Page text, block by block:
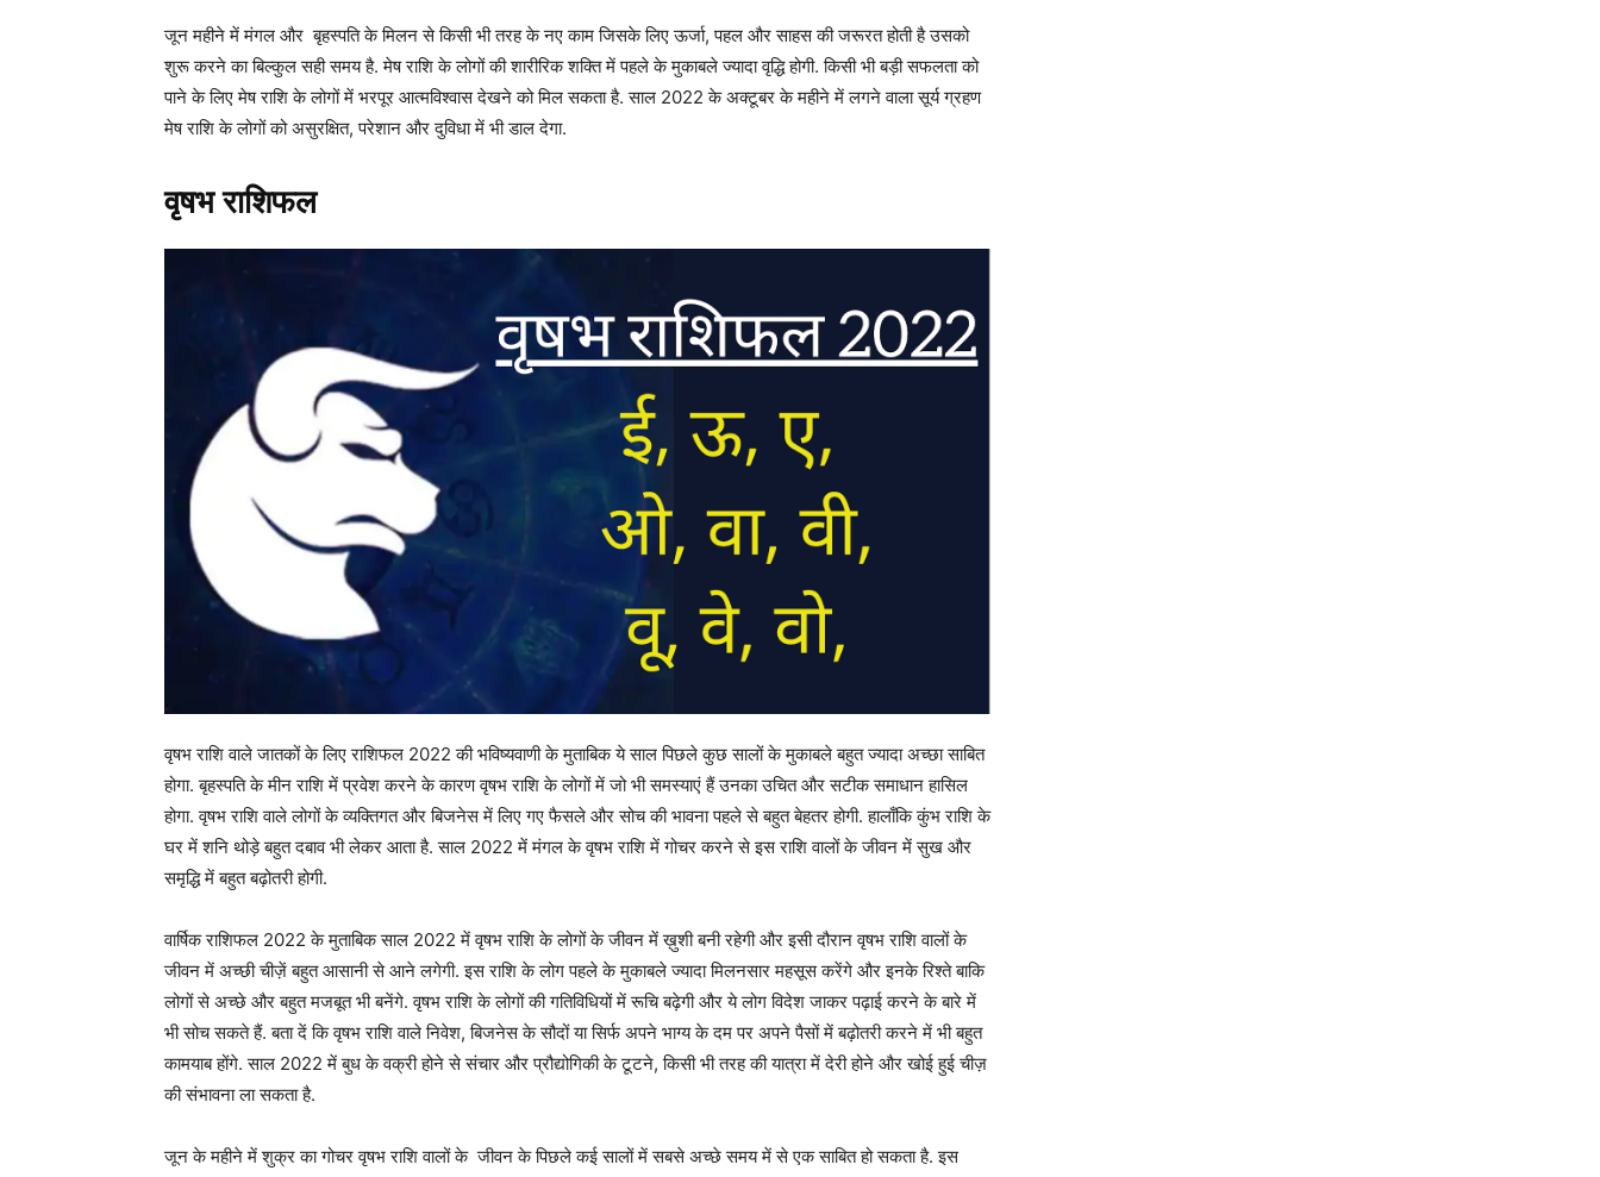
जून महीने में मंगल और बृहस्पति के मिलन से किसी भी तरह के नए काम जिसके लिए ऊर्जा, पहल और साहस की जरूरत होती है उसको
शुरू करने का बिल्कुल सही समय है. मेष राशि के लोगों की शारीरिक शक्ति में पहले के मुकाबले ज्यादा वृद्धि होगी. किसी भी बड़ी सफलता को
पाने के लिए मेष राशि के लोगों में भरपूर आत्मविश्वास देखने को मिल सकता है. साल 2022 के अक्टूबर के महीने में लगने वाला सूर्य ग्रहण
मेष राशि के लोगों को असुरक्षित, परेशान और दुविधा में भी डाल देगा.
वृषभ राशिफल
वृषभ राशि वाले जातकों के लिए राशिफल 2022 की भविष्यवाणी के मुताबिक ये साल पिछले कुछ सालों के मुकाबले बहुत ज्यादा अच्छा साबित
होगा. बृहस्पति के मीन राशि में प्रवेश करने के कारण वृषभ राशि के लोगों में जो भी समस्याएं हैं उनका उचित और सटीक समाधान हासिल
होगा. वृषभ राशि वाले लोगों के व्यक्तिगत और बिजनेस में लिए गए फैसले और सोच की भावना पहले से बहुत बेहतर होगी. हालाँकि कुंभ राशि के
घर में शनि थोड़े बहुत दबाव भी लेकर आता है. साल 2022 में मंगल के वृषभ राशि में गोचर करने से इस राशि वालों के जीवन में सुख और
समृद्धि में बहुत बढ़ोतरी होगी.
वार्षिक राशिफल 2022 के मुताबिक साल 2022 में वृषभ राशि के लोगों के जीवन में ख़ुशी बनी रहेगी और इसी दौरान वृषभ राशि वालों के
जीवन में अच्छी चीज़ें बहुत आसानी से आने लगेगी. इस राशि के लोग पहले के मुकाबले ज्यादा मिलनसार महसूस करेंगे और इनके रिश्ते बाकि
लोगों से अच्छे और बहुत मजबूत भी बनेंगे. वृषभ राशि के लोगों की गतिविधियों में रूचि बढ़ेगी और ये लोग विदेश जाकर पढ़ाई करने के बारे में
भी सोच सकते हैं. बता दें कि वृषभ राशि वाले निवेश, बिजनेस के सौदों या सिर्फ अपने भाग्य के दम पर अपने पैसों में बढ़ोतरी करने में भी बहुत
कामयाब होंगे. साल 2022 में बुध के वक्री होने से संचार और प्रौद्योगिकी के टूटने, किसी भी तरह की यात्रा में देरी होने और खोई हुई चीज़
की संभावना ला सकता है.
जून के महीने में शुक्र का गोचर वृषभ राशि वालों के जीवन के पिछले कई सालों में सबसे अच्छे समय में से एक साबित हो सकता है. इस